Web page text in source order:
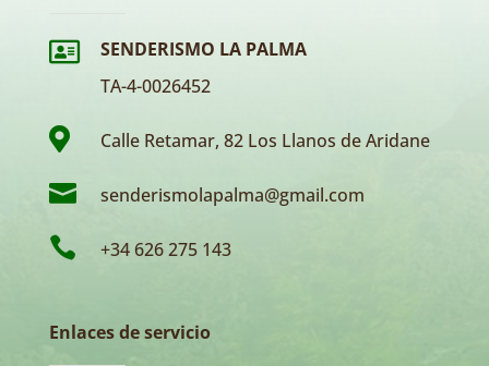

SENDERISMO LA PALMA
TA-4-0026452
 Calle Retamar, 82 Los Llanos de Aridane
 senderismolapalma@gmail.com
 +34 626 275 143
Enlaces de servicio